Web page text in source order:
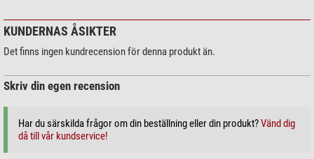
KUNDERNAS ÅSIKTER
Det finns ingen kundrecension för denna produkt än.
Skriv din egen recension
Har du särskilda frågor om din beställning eller din produkt?Vänd dig
då till vår kundservice!